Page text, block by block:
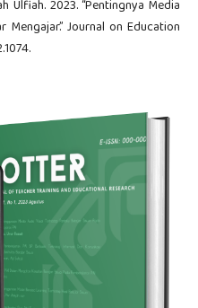
Ulfiah. 2023. “Pentingnya Media
Journal on Education